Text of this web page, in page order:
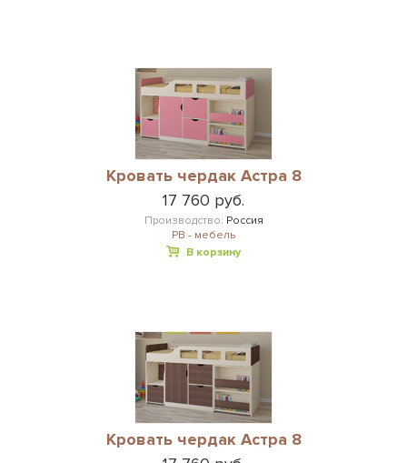
Кровать чердак Астра 8
17 760 руб.
Производство: Россия
РВ - мебель
В корзину
Кровать чердак Астра 8